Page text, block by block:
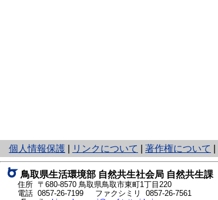
個人情報保護
と
り
ネ
ッ
ト
リンクについて 著作権について
鳥取県生活環境部 自然共生社会局 自然共生課
住所 〒680-8570 鳥取県鳥取市東町1丁目220
電話 0857-26-7199
ファクシミリ 0857-26-7561